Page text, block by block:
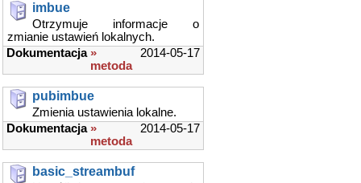
imbue
Otrzymuje informacje o
zmianie ustawień lokalnych.
2014-05-17
Dokumentacja »
metoda
pubimbue
Zmienia ustawienia lokalne.
2014-05-17
Dokumentacja »
metoda
basic_streambuf